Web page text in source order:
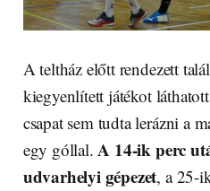
A teltház előtt rendezett
kiegyenlített játékot
csapat sem tudta lerázni a
egy góllal. A 14-ik perc
udvarhelyi gépezet, a 25-